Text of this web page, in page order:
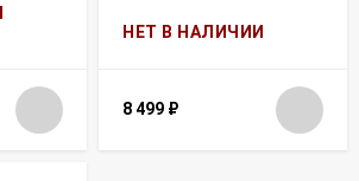
НЕТ В НАЛИЧИИ
8 499 ₽